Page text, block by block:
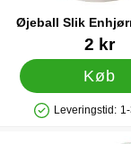
Øjeball Slik
Varenr 899102 kr
Køb
Leveringstid: